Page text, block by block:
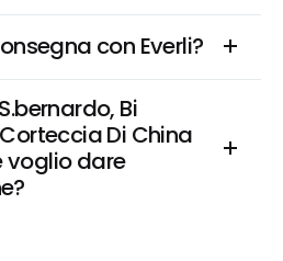
con Everli?
Bi
Di China
voglio dare